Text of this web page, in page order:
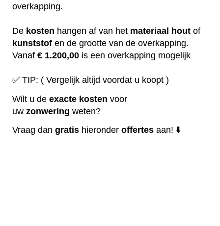
overkapping.
De kosten hangen af van het materiaal hout of
kunststof en de grootte van de overkapping.
Vanaf € 1.200,00 is een overkapping mogelijk
✅ TIP: ( Vergelijk altijd voordat u koopt )
Wilt u de exacte kosten voor
uw zonwering weten?
Vraag dan gratis hieronder offertes aan! ⬇️